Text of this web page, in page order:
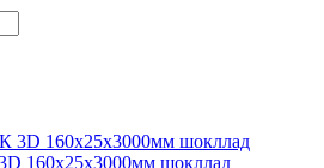
160x25х3000мм шокллад